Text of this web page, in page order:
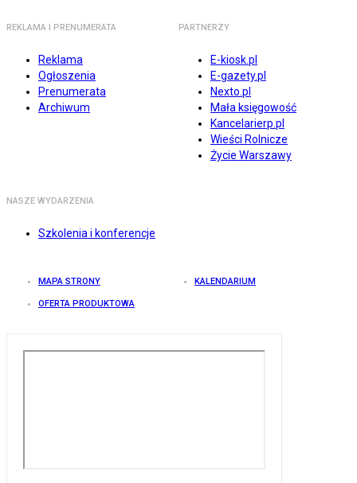
REKLAMA I PRENUMERATA
Reklama
Ogłoszenia
Prenumerata
Archiwum
PARTNERZY
E-kiosk.pl
E-gazety.pl
Nexto.pl
Mała księgowość
Kancelarierp.pl
Wieści Rolnicze
Życie Warszawy
NASZE WYDARZENIA
Szkolenia i konferencje
MAPA STRONY KALENDARIUM
OFERTA PRODUKTOWA